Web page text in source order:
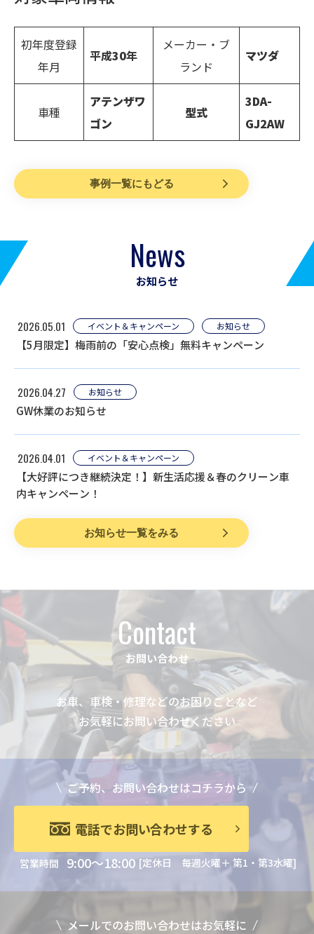
初年度登録
年月
平成30年
メーカー・ブ
ランド
マツダ
車種
アテンザワ
ゴン
型式
3DA-
GJ2AW
事例一覧にもどる
News
お知らせ
2026.05.01 イベント＆キャンペーン お知らせ
【5月限定】梅雨前の「安心点検」無料キャンペーン
2026.04.27 お知らせ
GW休業のお知らせ
2026.04.01 イベント＆キャンペーン
【大好評につき継続決定！】新生活応援＆春のクリーン車
内キャンペーン！
お知らせ一覧をみる
Contact
お問い合わせ
お車、車検・修理などのお困りごとなど
お気軽にお問い合わせください
ご予約、お問い合わせはコチラから
電話でお問い合わせする
営業時間 9:00～18:00 [定休日 毎週火曜＋ 第1・第3水曜]
メールでのお問い合わせはお気軽に